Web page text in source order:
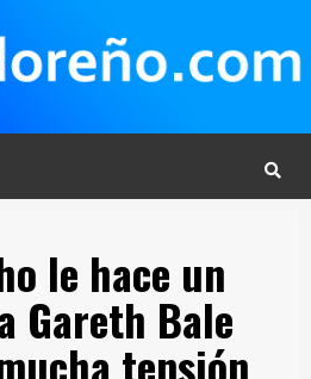
le hace un
Gareth Bale
tensión